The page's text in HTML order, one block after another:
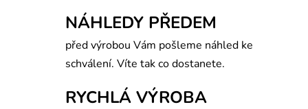
NÁHLEDY PŘEDEM
před výrobou Vám pošleme náhled ke
schválení. Víte tak co dostanete.
RYCHLÁ VÝROBA